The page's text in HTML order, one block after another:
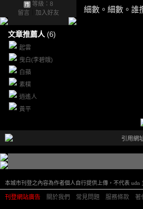
等級：8
留言
加入好友
文章推薦人 (6)
起雲
曳白(李碧娥)
白蘋
素樸
逍遙人
黃平
細數。細數。誰
引用網
本城市刊登之內容為作者個人自行提供上傳，不代表 udn
刊登網站廣告 關於我們 常見問題 服務條款 著